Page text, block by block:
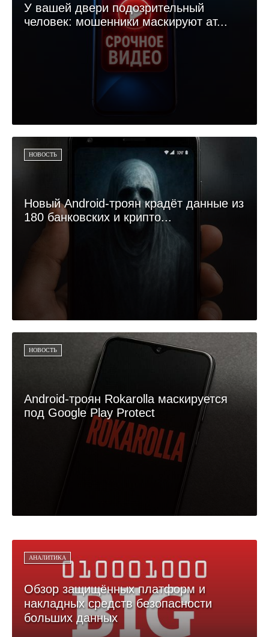
У вашей двери подозрительный
человек: мошенники маскируют ат...
НОВОСТЬ
Новый Android-троян крадёт данные из
180 банковских и крипто...
НОВОСТЬ
Android-троян Rokarolla маскируется
под Google Play Protect
АНАЛИТИКА
Обзор защищённых платформ и
накладных средств безопасности
больших данных